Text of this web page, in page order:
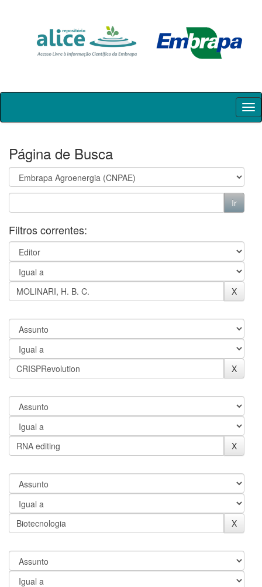
Skip
Página de Busca
Filtros correntes: